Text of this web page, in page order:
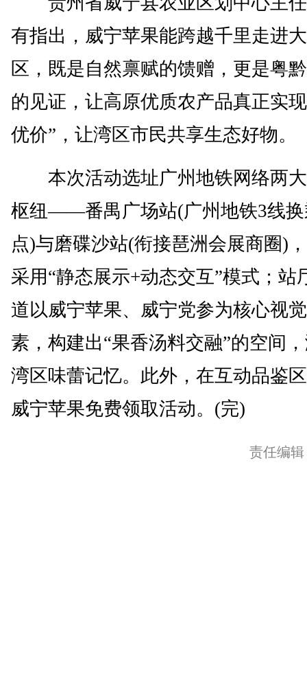
有指出，威宁苹果能跨越千里走进
区，既是自然禀赋的馈赠，更是粤
的见证，让高原优质农产品真正实
优价”，让湾区市民共享生态好物。
本次活动选址广州地铁网络两
枢纽——番禺广场站(广州地铁3线换
点)与磨碟沙站(衔接琶洲会展商圈)
采用“静态展示+动态交互”模式；站
道以威宁苹果、威宁党参为核心视
素，构建出“果香汤料交融”的空间
湾区味蕾记忆。此外，在互动品鉴
威宁苹果免费领取活动。(完)
责任编